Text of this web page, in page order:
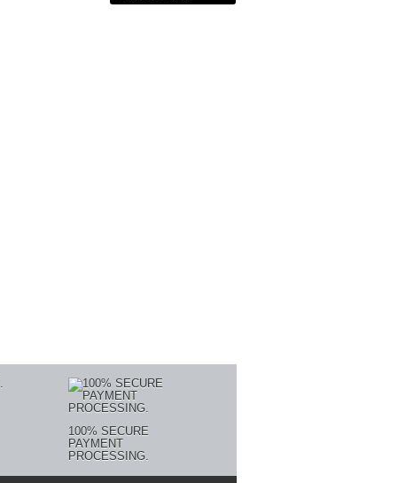
100% SECURE
PAYMENT
PROCESSING.